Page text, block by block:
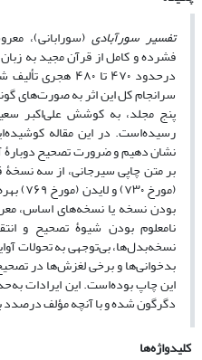
تفسیر سورآبادی (سورابانی)،
فشرده و کامل از قرآن مجید به
درحدود ۴۷۰ تا
سرانجام کل این اثر به صورت‌های
رسیده‌است. در این مقاله
نشان دهیم و ضرورت تصحیح دوبارﮤ
(مورخ
بودن نسخه یا نسخه‌های اساس،
نامعلوم بودن شیوﮤ تصحیح و
نسخه‌بدل‌ها، بی‌توجهی به تحولات
بدخوانی‌ها و برخی لغزش‌ها در
این چاپ بوده‌است. این ایرادات
دگرگون شده و با آنچه مؤلف درصدد
کلیدواژه‌ها